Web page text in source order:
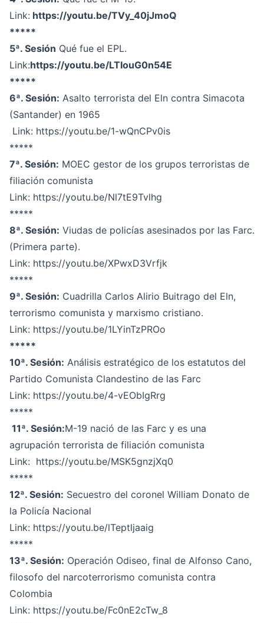
Link: https://youtu.be/TVy_40jJmoQ
*****
5ª. Sesión Qué fue el EPL.
Link:https://youtu.be/LTIouG0n54E
*****
6ª. Sesión: Asalto terrorista del Eln contra Simacota
(Santander) en 1965
Link: https://youtu.be/1-wQnCPv0is
*****
7ª. Sesión: MOEC gestor de los grupos terroristas de
filiación comunista
Link: https://youtu.be/Nl7tE9Tvlhg
*****
8ª. Sesión: Viudas de policías asesinados por las Farc.
(Primera parte).
Link: https://youtu.be/XPwxD3Vrfjk
*****
9ª. Sesión: Cuadrilla Carlos Alirio Buitrago del Eln,
terrorismo comunista y marxismo cristiano.
Link: https://youtu.be/1LYinTzPROo
*****
10ª. Sesión: Análisis estratégico de los estatutos del
Partido Comunista Clandestino de las Farc
Link: https://youtu.be/4-vEObIgRrg
*****
11ª. Sesión:M-19 nació de las Farc y es una
agrupación terrorista de filiación comunista
Link: https://youtu.be/MSK5gnzjXq0
*****
12ª. Sesión: Secuestro del coronel William Donato de
la Policía Nacional
Link: https://youtu.be/lTeptljaaig
*****
13ª. Sesión: Operación Odiseo, final de Alfonso Cano,
filosofo del narcoterrorismo comunista contra
Colombia
Link: https://youtu.be/Fc0nE2cTw_8